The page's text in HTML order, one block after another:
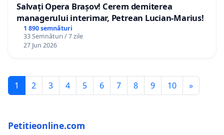
Salvați Opera Brașov! Cerem demiterea
managerului interimar, Petrean Lucian-Marius!
1 890 semnături
33 Semnături / 7 zile
27 Jun 2026
1 2 3 4 5 6 7 8 9 10 »
Petitieonline.com